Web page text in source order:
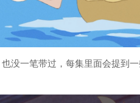
没一笔带过，每集里面会提到一